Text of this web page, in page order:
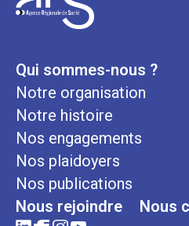
Qui sommes-nous ?
Notre organisation
Notre histoire
Nos engagements
Nos plaidoyers
Nos publications
Nous rejoindre Nous